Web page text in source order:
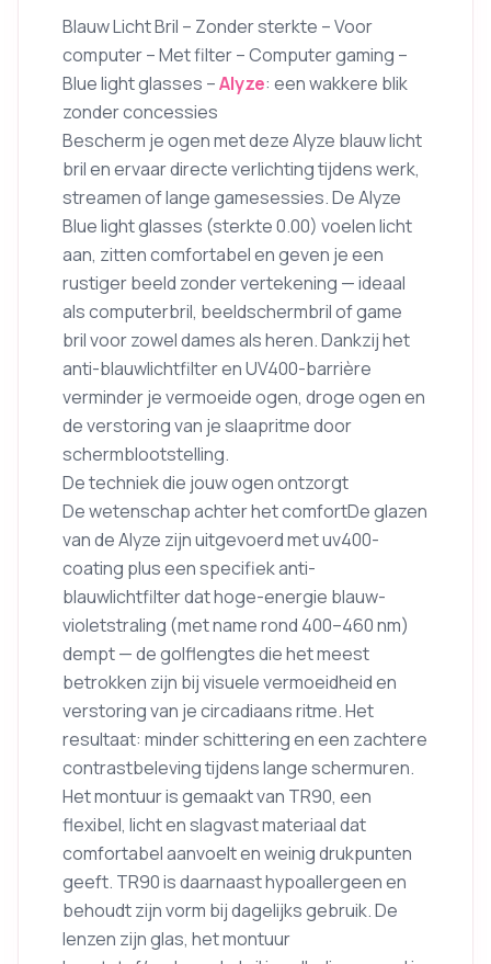
Blauw Licht Bril – Zonder sterkte – Voor
computer – Met filter – Computer gaming –
Blue light glasses –Alyze: een wakkere blik
zonder concessies
Bescherm je ogen met deze Alyze blauw licht
bril en ervaar directe verlichting tijdens werk,
streamen of lange gamesessies. De Alyze
Blue light glasses (sterkte 0.00) voelen licht
aan, zitten comfortabel en geven je een
rustiger beeld zonder vertekening — ideaal
als computerbril, beeldschermbril of game
bril voor zowel dames als heren. Dankzij het
anti-blauwlichtfilter en UV400-barrière
verminder je vermoeide ogen, droge ogen en
de verstoring van je slaapritme door
schermblootstelling.
De techniek die jouw ogen ontzorgt
De wetenschap achter het comfortDe glazen
van de Alyze zijn uitgevoerd met uv400-
coating plus een specifiek anti-
blauwlichtfilter dat hoge-energie blauw-
violetstraling (met name rond 400–460 nm)
dempt — de golflengtes die het meest
betrokken zijn bij visuele vermoeidheid en
verstoring van je circadiaans ritme. Het
resultaat: minder schittering en een zachtere
contrastbeleving tijdens lange schermuren.
Het montuur is gemaakt van TR90, een
flexibel, licht en slagvast materiaal dat
comfortabel aanvoelt en weinig drukpunten
geeft. TR90 is daarnaast hypoallergeen en
behoudt zijn vorm bij dagelijks gebruik. De
lenzen zijn glas, het montuur